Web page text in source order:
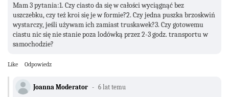
Mam 3 pytania:1. Czy ciasto da się w całości wyciągnąć bez
uszczebku, czy też kroi się je w formie?2. Czy jedna puszka brzoskwiń
wystarczy, jeśli używam ich zamiast truskawek?3. Czy gotowemu
ciastu nic się nie stanie poza lodówką przez 2-3 godz. transportu w
samochodzie?
Like Odpowiedz
Joanna Moderator 6 lat temu